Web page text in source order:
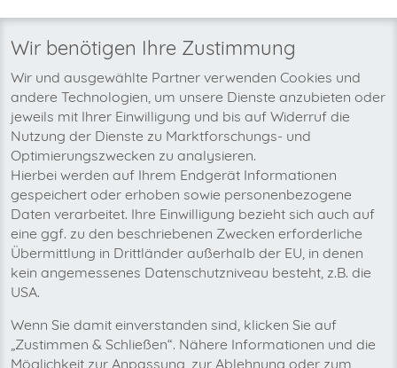
Wir wollen auch bald Ihre ikk
classic-Rechnungen automatisch
abholen!
Wir benötigen Ihre Zustimmung
Wir und ausgewählte Partner verwenden Cookies und
andere Technologien, um unsere Dienste anzubieten oder
jeweils mit Ihrer Einwilligung und bis auf Widerruf die
Nutzung der Dienste zu Marktforschungs- und
Optimierungszwecken zu analysieren.
Hierbei werden auf Ihrem Endgerät Informationen
gespeichert oder erhoben sowie personenbezogene
Daten verarbeitet. Ihre Einwilligung bezieht sich auch auf
eine ggf. zu den beschriebenen Zwecken erforderliche
Übermittlung in Drittländer außerhalb der EU, in denen
kein angemessenes Datenschutzniveau besteht, z.B. die
USA.
Wenn Sie damit einverstanden sind, klicken Sie auf
„Zustimmen & Schließen“. Nähere Informationen und die
Möglichkeit zur Anpassung, zur Ablehnung oder zum